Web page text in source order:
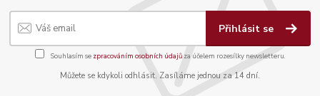
Přihlásit se
Souhlasím se zpracováním osobních údajůza účelem rozesílky newsletteru.
Můžete se kdykoli odhlásit. Zasíláme jednou za 14 dní.